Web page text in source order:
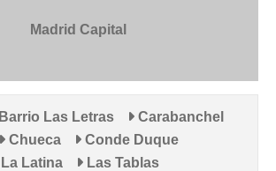
Madrid Capital
Barrio Las Letras
Carabanchel
Chueca
Conde Duque
La Latina
Las Tablas